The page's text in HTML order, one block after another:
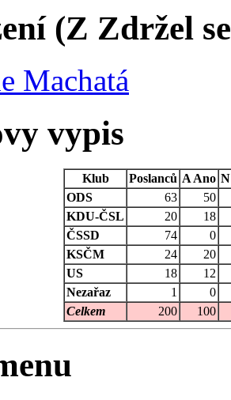
(Z Zdržel
Machatá
vypis
Klub Poslanců A Ano N
ODS
63
50
KDU-ČSL
20
18
ČSSD
74
0
KSČM
24
20
US
18
12
Nezařaz
1
0
Celkem
200 100